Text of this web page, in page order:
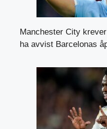
Manchester City
ha avvist Barcelonas